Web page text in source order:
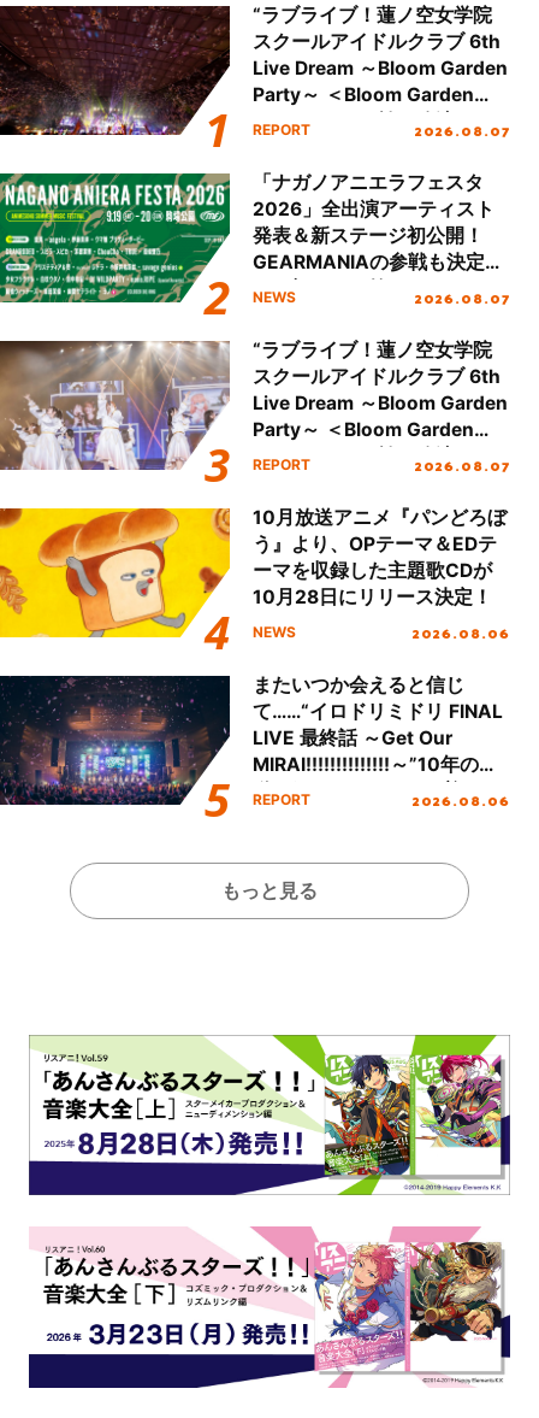
“ラブライブ！蓮ノ空女学院
スクールアイドルクラブ 6th
Live Dream ～Bloom Garden
Party～ ＜Bloom Garden
Party Stage／埼玉公演＞”
REPORT 2026.08.07
「ナガノアニエラフェスタ
2026」全出演アーティスト
発表＆新ステージ初公開！
GEARMANIAの参戦も決定
し、初となる第3ステージの
NEWS 2026.08.07
“ラブライブ！蓮ノ空女学院
スクールアイドルクラブ 6th
Live Dream ～Bloom Garden
Party～ ＜Bloom Garden
Party Stage／埼玉公演＞”
REPORT 2026.08.07
10月放送アニメ『パンどろぼ
う』より、OPテーマ＆EDテ
ーマを収録した主題歌CDが
10月28日にリリース決定！
NEWS 2026.08.06
またいつか会えると信じ
て……“イロドリミドリ FINAL
LIVE 最終話 ～Get Our
MIRAI!!!!!!!!!!!!!!～”10年の活
動を経てファイナルを迎える
REPORT 2026.08.06
もっと見る